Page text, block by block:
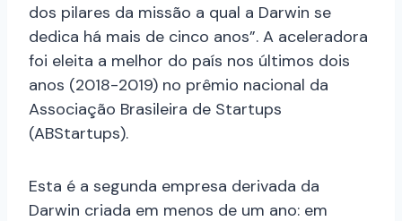
dos pilares da missão a qual a Darwin se
dedica há mais de cinco anos”. A aceleradora
foi eleita a melhor do país nos últimos dois
anos (2018-2019) no prêmio nacional da
Associação Brasileira de Startups
(ABStartups).
Esta é a segunda empresa derivada da
Darwin criada em menos de um ano: em